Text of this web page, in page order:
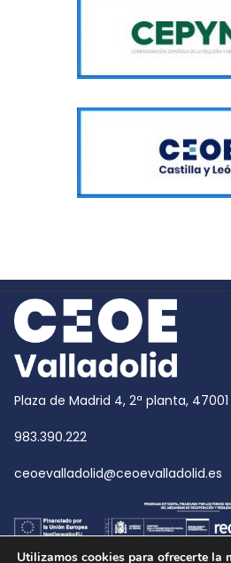
Plaza de Madrid 4, 2ª planta,
983.390.222
ceoevalladolid@ceoevalladolid.es
Utilizamos cookies para ofrecerte la